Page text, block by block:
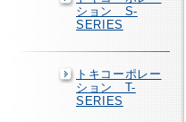
ション S-
SERIES
トキコーポレー
ション T-
SERIES